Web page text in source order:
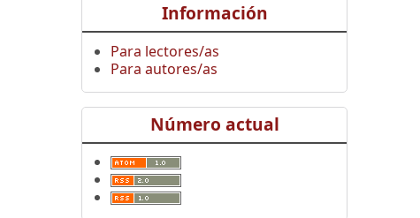
Información
Para lectores/as
Para autores/as
Número actual